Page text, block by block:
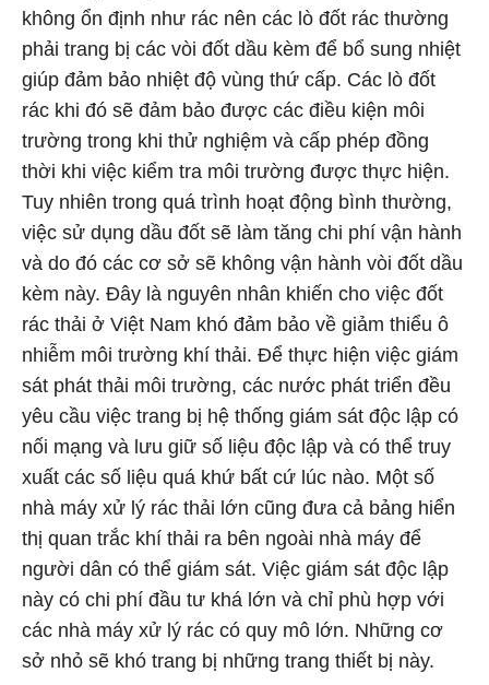
không ổn định như rác nên các lò đốt rác thường
phải trang bị các vòi đốt dầu kèm để bổ sung nhiệt
giúp đảm bảo nhiệt độ vùng thứ cấp. Các lò đốt
rác khi đó sẽ đảm bảo được các điều kiện môi
trường trong khi thử nghiệm và cấp phép đồng
thời khi việc kiểm tra môi trường được thực hiện.
Tuy nhiên trong quá trình hoạt động bình thường,
việc sử dụng dầu đốt sẽ làm tăng chi phí vận hành
và do đó các cơ sở sẽ không vận hành vòi đốt dầu
kèm này. Đây là nguyên nhân khiến cho việc đốt
rác thải ở Việt Nam khó đảm bảo về giảm thiểu ô
nhiễm môi trường khí thải. Để thực hiện việc giám
sát phát thải môi trường, các nước phát triển đều
yêu cầu việc trang bị hệ thống giám sát độc lập có
nối mạng và lưu giữ số liệu độc lập và có thể truy
xuất các số liệu quá khứ bất cứ lúc nào. Một số
nhà máy xử lý rác thải lớn cũng đưa cả bảng hiển
thị quan trắc khí thải ra bên ngoài nhà máy để
người dân có thể giám sát. Việc giám sát độc lập
này có chi phí đầu tư khá lớn và chỉ phù hợp với
các nhà máy xử lý rác có quy mô lớn. Những cơ
sở nhỏ sẽ khó trang bị những trang thiết bị này.